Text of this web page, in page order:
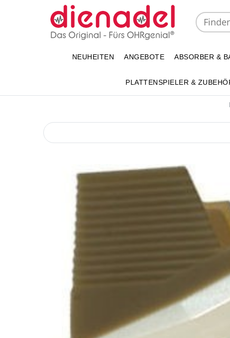
NEUHEITEN ANGEBOTE ABSORBER &
PLATTENSPIELER &